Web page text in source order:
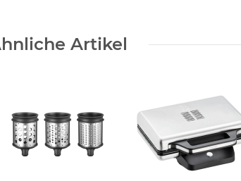
Artikel